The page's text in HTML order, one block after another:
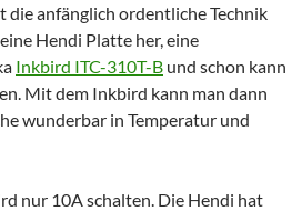
die anfänglich ordentliche Technik
Hendi Platte her, eine
Inkbird ITC-310T-B und schon kann
Mit dem Inkbird kann man dann
wunderbar in Temperatur und
nur 10A schalten. Die Hendi hat